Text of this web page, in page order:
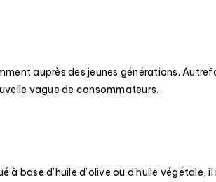
auprès des jeunes générations.
vague de consommateurs.
base d’huile d’olive ou d’huile